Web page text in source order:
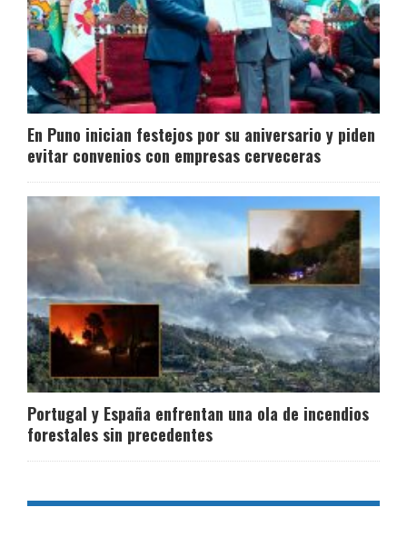
En Puno inician festejos por su aniversario y piden
evitar convenios con empresas cerveceras
Portugal y España enfrentan una ola de incendios
forestales sin precedentes